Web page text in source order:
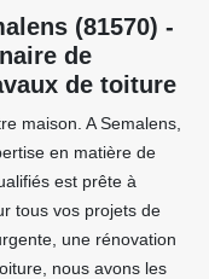
(81570) -
de
de toiture
maison. A Semalens,
en matière de
est prête à
tous vos projets de
une rénovation
nous avons les